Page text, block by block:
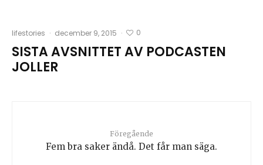
lifestories · december 9, 2015 · 0
SISTA AVSNITTET AV PODCASTEN
JOLLER
Föregående
Fem bra saker ändå. Det får man säga.